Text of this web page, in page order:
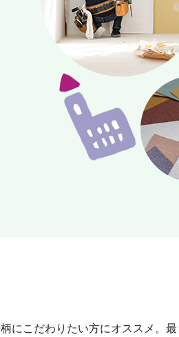
にこだわりたい方にオススメ。最